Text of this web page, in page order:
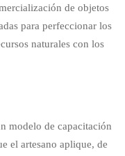
de objetos
para perfeccionar los
naturales con los
modelo de capacitación
el artesano aplique, de